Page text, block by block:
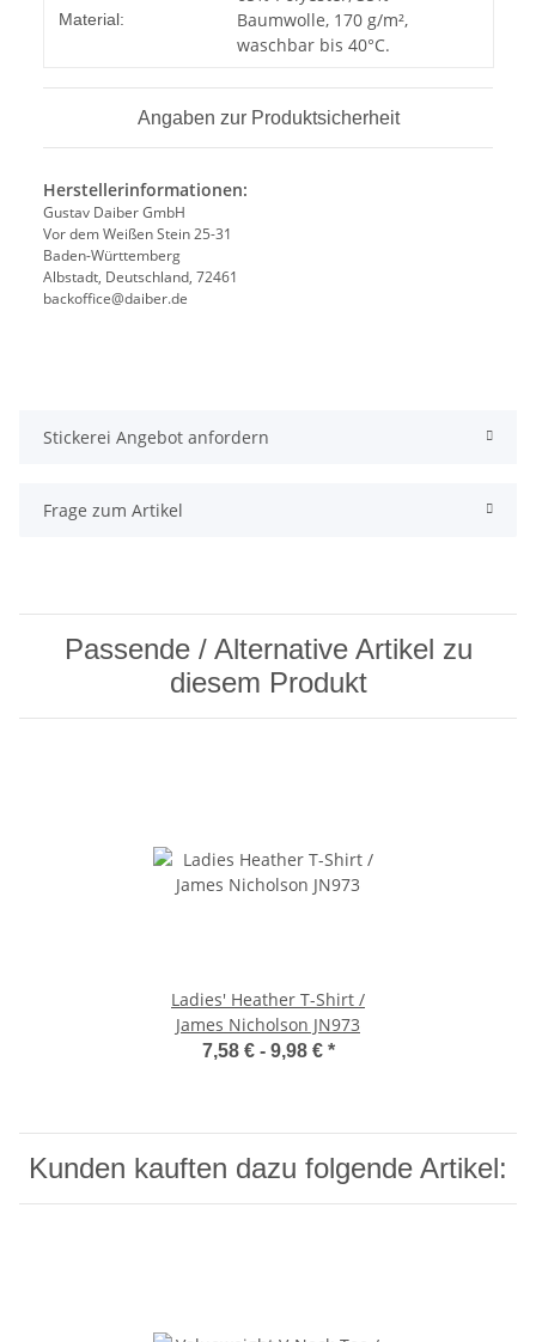
Material:
Baumwolle, 170 g/m²,
waschbar bis 40°C.
Angaben zur Produktsicherheit
Herstellerinformationen:
Gustav Daiber GmbH
Vor dem Weißen Stein 25-31
Baden-Württemberg
Albstadt, Deutschland, 72461
backoffice@daiber.de
Stickerei Angebot anfordern
Frage zum Artikel
Passende / Alternative Artikel zu
diesem Produkt
Ladies' Heather T-Shirt /
James Nicholson JN973
7,58 € - 9,98 € *
Kunden kauften dazu folgende Artikel: